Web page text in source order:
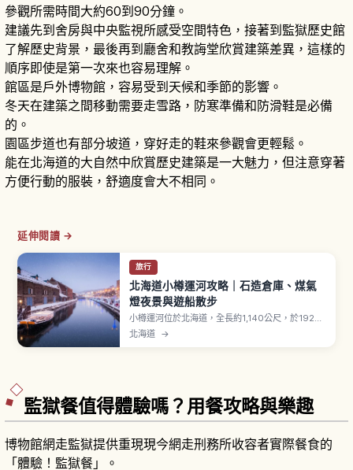
參觀所需時間大約60到90分鐘。
建議先到舍房與中央監視所感受空間特色，接著到監獄歷史館
了解歷史背景，最後再到廳舍和教誨堂欣賞建築差異，這樣的
順序即使是第一次來也容易理解。
館區是戶外博物館，容易受到天候和季節的影響。
冬天在建築之間移動需要走雪路，防寒準備和防滑鞋是必備
的。
園區步道也有部分坡道，穿好走的鞋來參觀會更輕鬆。
能在北海道的大自然中欣賞歷史建築是一大魅力，但注意穿著
方便行動的服裝，舒適度會大不相同。
延伸閱讀 →
旅行
北海道小樽運河攻略｜石造倉庫、煤氣
燈夜景與遊船散步
小樽運河位於北海道，全長約1,140公尺，於1923
年（大正12年）完工，是將海岸外海區域填築形成
的水道。1986年採折衷方案保存，63盞煤氣燈在
北海道 →
監獄餐值得體驗嗎？用餐攻略與樂趣
博物館網走監獄提供重現現今網走刑務所收容者實際餐食的
「體驗！監獄餐」。